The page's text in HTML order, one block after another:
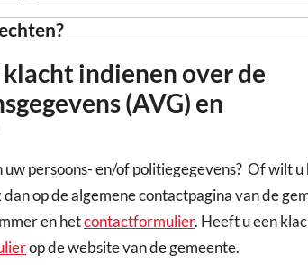
indienen over de
(AVG) en
persoons- en/of politiegegevens? Of wilt
op de algemene contactpagina van de
en hetcontactformulier. Heeft u een
op de website van de gemeente.